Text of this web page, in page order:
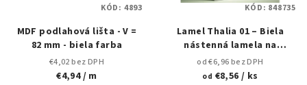
MDF podlahová lišta - V =
82 mm - biela farba
€4,02 bez DPH
€4,94/ m
KÓD: 4893
Lamel Thalia 01 – Biela
nástenná lamela na
maľovanie
od €6,96 bez DPH
od €8,56 / ks
KÓD: 848735